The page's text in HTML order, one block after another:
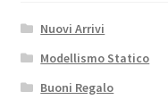
Nuovi Arrivi
Modellismo Statico
Buoni Regalo